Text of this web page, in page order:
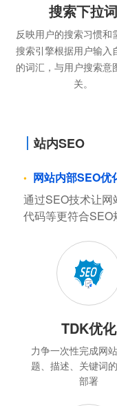
搜索下拉词
反映用户的搜索习惯和
搜索引擎根据用户输入
的词汇，与用户搜索意
关。
站内SEO
网站内部SEO优
通过SEO技术让
代码等更符合SEO
TDK优化
力争一次性完成网
题、描述、关键词
部署